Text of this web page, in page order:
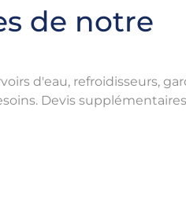
de notre
d'eau, refroidisseurs,
Devis